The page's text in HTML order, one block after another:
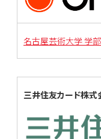
名古屋芸術大学 学部
三井住友カード株式